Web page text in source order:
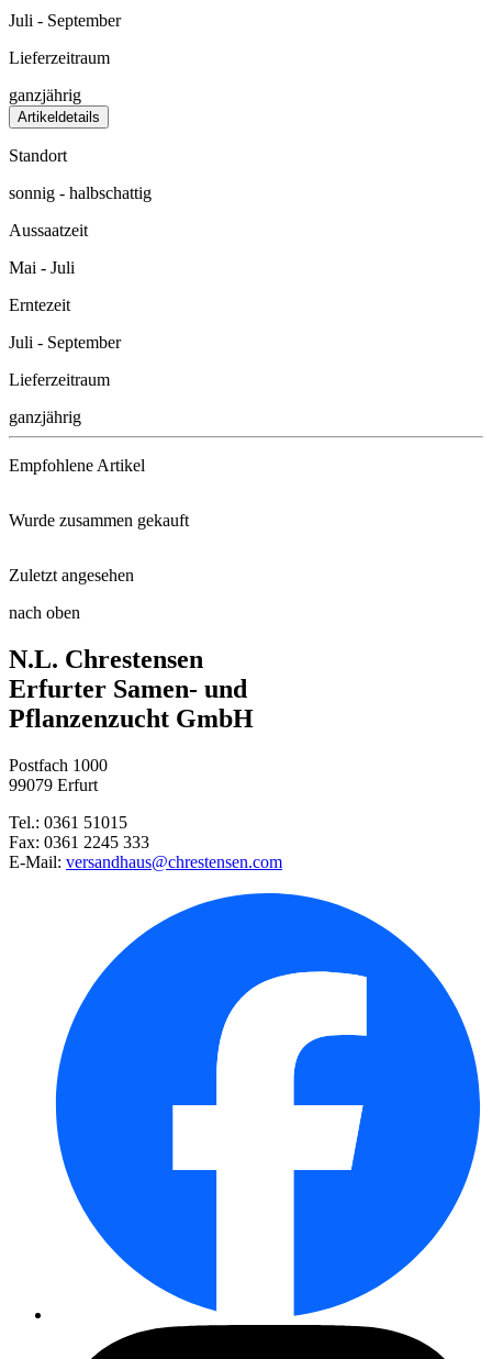
Juli - September
Lieferzeitraum
ganzjährig
Artikeldetails
Standort
sonnig - halbschattig
Aussaatzeit
Mai - Juli
Erntezeit
Juli - September
Lieferzeitraum
ganzjährig
Empfohlene Artikel
Sämaschine
Wurde zusammen gekauft
Wildblumen mit Kräutern für di ...
Erdbeere Mara des Bois® HZ mit ...
Zuletzt angesehen
Gourmetbohne Cantare
nach oben
N.L. Chrestensen
Erfurter Samen- und
Pflanzenzucht GmbH
Postfach 1000
99079 Erfurt
Tel.: 0361 51015
Fax: 0361 2245 333
E-Mail: versandhaus@chrestensen.com